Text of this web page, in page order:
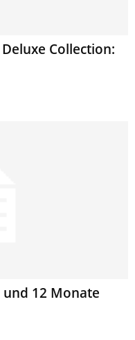
Deluxe Collection:
und 12 Monate